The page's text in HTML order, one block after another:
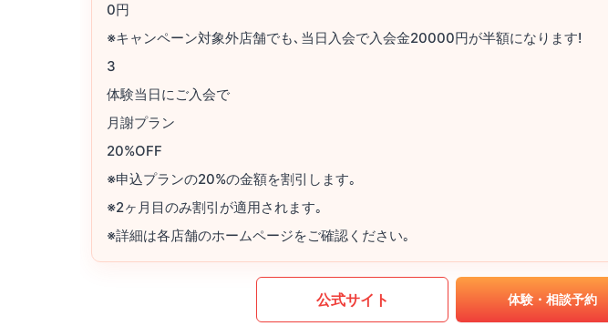
0円
※キャンペーン対象外店舗でも､当日入会で入会金20000円が半額になります!
3
体験当日にご入会で
月謝プラン
20%OFF
※申込プランの20%の金額を割引します｡
※2ヶ月目のみ割引が適用されます｡
※詳細は各店舗のホームページをご確認ください｡
公式サイト 体験・相談予約